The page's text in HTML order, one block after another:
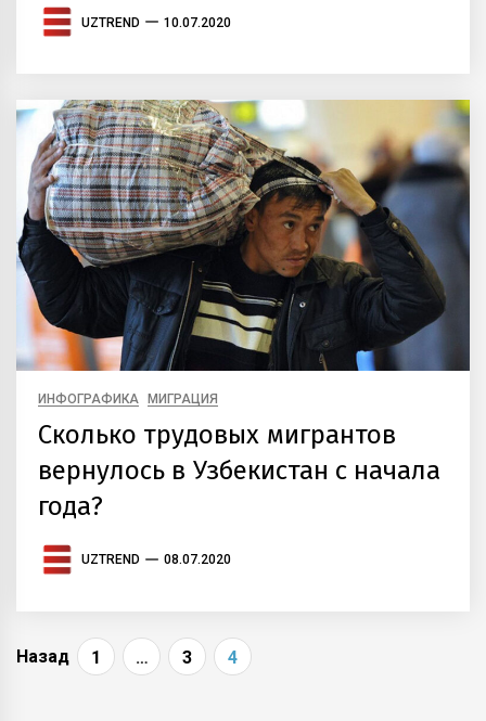
UZTREND 10.07.2020
ИНФОГРАФИКА МИГРАЦИЯ
Сколько трудовых мигрантов
вернулось в Узбекистан с начала
года?
UZTREND 08.07.2020
Навигация
Назад 1 … 3 4